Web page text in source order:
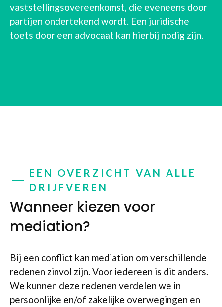
vaststellingsovereenkomst, die eveneens door
partijen ondertekend wordt. Een juridische
toets door een advocaat kan hierbij nodig zijn.
EEN OVERZICHT VAN ALLE
DRIJFVEREN
Wanneer kiezen voor
mediation?
Bij een conflict kan mediation om verschillende
redenen zinvol zijn. Voor iedereen is dit anders.
We kunnen deze redenen verdelen we in
persoonlijke en/of zakelijke overwegingen en